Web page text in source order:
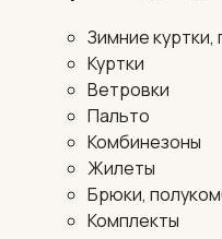
Зимние куртки,
Куртки
Ветровки
Пальто
Комбинезоны
Жилеты
Брюки,
Комплекты